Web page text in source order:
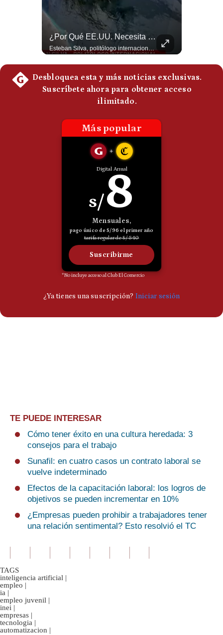
Preguntas
Frecuentes
¿Por Qué EE.UU. Necesita Desesperadamente Al Golfo? | Gestión Mundo
TE PUEDE INTERESAR
Cómo tener éxito en una cultura heredada: 3
consejos para el trabajo
Sunafil: en cuatro casos un contrato laboral se
vuelve indeterminado
Efectos de la capacitación laboral: los logros de
objetivos se pueden incrementar en 10%
¿Empresas pueden prohibir a trabajadores tener
una relación sentimental? Esto resolvió el TC
TAGS
inteligencia artificial |
empleo |
ia |
empleo juvenil |
inei |
empresas |
tecnologia |
automatizacion |